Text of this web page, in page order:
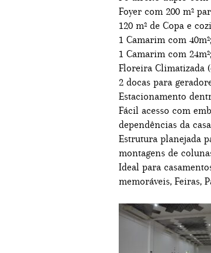
Foyer com 200 m²
120 m² de Copa e
1 Camarim com 40m²;
1 Camarim com 24m²;
Floreira Climatizada
2 docas para
Estacionamento
Fácil acesso com
dependências da
Estrutura planejada
montagens de
Ideal para
memoráveis, Feiras,